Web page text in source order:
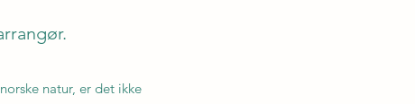
natur, er det ikke